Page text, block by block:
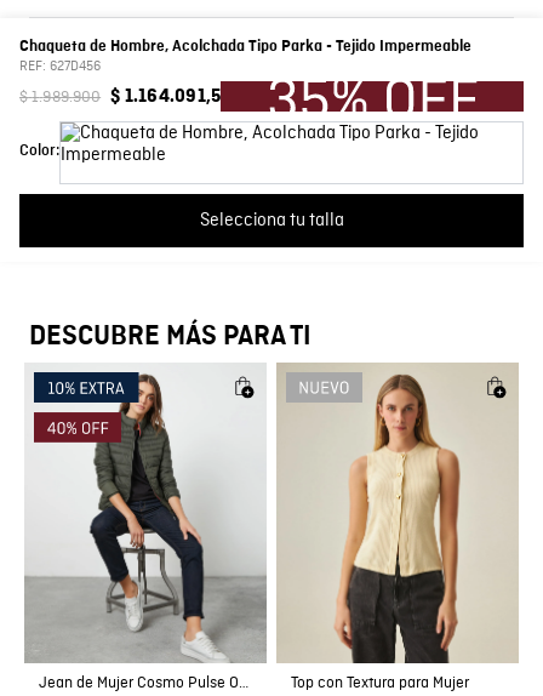
Chaqueta de Hombre, Acolchada Tipo Parka - Tejido Impermeable
REF: 627D456
$1.989.900 $ 1.164.091,5
Color:
Selecciona tu talla
Color Negro
País de Fabricación HECHO EN FRANCIA
Fabricante / importador
Cargando el resumen…
Por favor, inicia sesión para escribir un comentario.
Más reciente Todos
Cargando comentarios…
DESCUBRE MÁS PARA TI
Jean de Mujer Cosmo Pulse Oscuro Top con Textura para Mujer